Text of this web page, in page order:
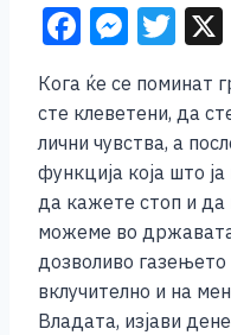
F
a
c
e
b
o
o
k
M
ss
e
n
g
er
T
tt
er
Кога ќе се поминат
сте клеветени, да
лични чувства, а
функција која што
да кажете стоп и да
можеме во
дозволиво газењето
вклучително и на
Владата, изјави